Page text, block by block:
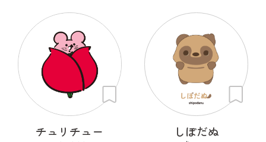
チュリチュー しぽだぬ